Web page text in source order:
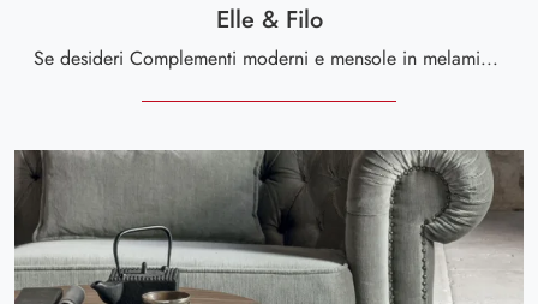
Elle & Filo
Se desideri Complementi moderni e mensole in melaminico ottieni informazioni sul modello Elle & Filo del marchio Tomasella.